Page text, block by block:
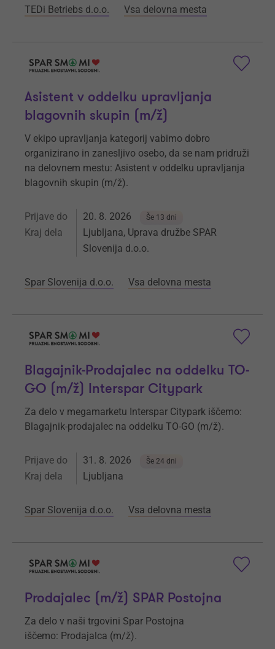
TEDi Betriebs d.o.o. Vsa delovna mesta
Asistent v oddelku upravljanja
blagovnih skupin (m/ž)
V ekipo upravljanja kategorij vabimo dobro
organizirano in zanesljivo osebo, da se nam pridruži
na delovnem mestu: Asistent v oddelku upravljanja
blagovnih skupin (m/ž).
Prijave do 20. 8. 2026 Še 13 dni
Kraj dela
Ljubljana, Uprava družbe SPAR
Slovenija d.o.o.
Spar Slovenija d.o.o. Vsa delovna mesta
Blagajnik-Prodajalec na oddelku TO-
GO (m/ž) Interspar Citypark
Za delo v megamarketu Interspar Citypark iščemo:
Blagajnik-prodajalec na oddelku TO-GO (m/ž).
Prijave do 31. 8. 2026 Še 24 dni
Kraj dela Ljubljana
Spar Slovenija d.o.o. Vsa delovna mesta
Prodajalec (m/ž) SPAR Postojna
Za delo v naši trgovini Spar Postojna
iščemo: Prodajalca (m/ž).